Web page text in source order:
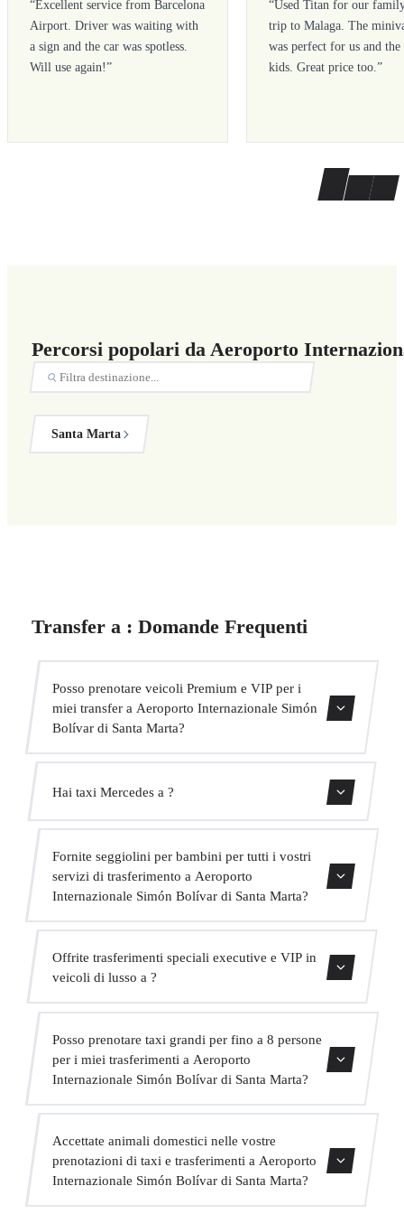
“Excellent service from Barcelona
Airport. Driver was waiting with
a sign and the car was spotless.
Will use again!”
“Used Titan for our
trip to Malaga. The
was perfect for us and the
kids. Great price too.”
Percorsi popolari da Aeroporto
Santa Marta
Transfer a : Domande Frequenti
Posso prenotare veicoli Premium e VIP per i
miei transfer a Aeroporto Internazionale Simón
Bolívar di Santa Marta?
Sì, abbiamo veicoli Mercedes-Benz E-Class e S-Class per
il nostro servizio VIP. Puoi selezionarli durante il processo
di prenotazione.
Hai taxi Mercedes a ?
servizi executive e VIP. Puoi richiederne uno al momento
della prenotazione.
Fornite seggiolini per bambini per tutti i vostri
servizi di trasferimento a Aeroporto
Internazionale Simón Bolívar di Santa Marta?
1, 2 e 3) completamente gratuiti. Basta indicarlo al
Offrite trasferimenti speciali executive e VIP in
veicoli di lusso a ?
Mercedes di alta gamma, un autista in abito bilingue e
extra come acqua e WiFi a bordo.
Posso prenotare taxi grandi per fino a 8 persone
per i miei trasferimenti a Aeroporto
Internazionale Simón Bolívar di Santa Marta?
minibus per fino a 16 passeggeri per grandi gruppi.
Accettate animali domestici nelle vostre
prenotazioni di taxi e trasferimenti a Aeroporto
Internazionale Simón Bolívar di Santa Marta?